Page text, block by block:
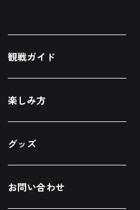
観戦ガイド
楽しみ方
グッズ
お問い合わせ